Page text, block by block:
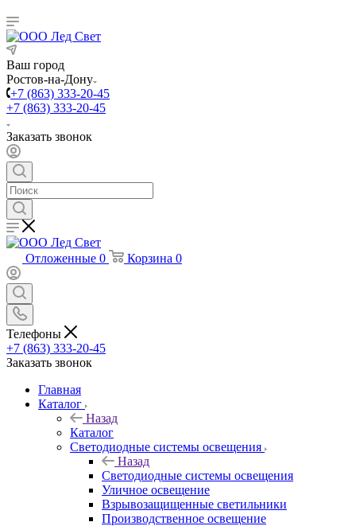
Ваш город
Ростов-на-Дону
+7 (863) 333-20-45
+7 (863) 333-20-45
Заказать звонок
Отложенные 0 Корзина 0
Телефоны
+7 (863) 333-20-45
Заказать звонок
Главная
Каталог
Назад
Каталог
Светодиодные системы освещения
Назад
Светодиодные системы освещения
Уличное освещение
Взрывозащищенные светильники
Производственное освещение